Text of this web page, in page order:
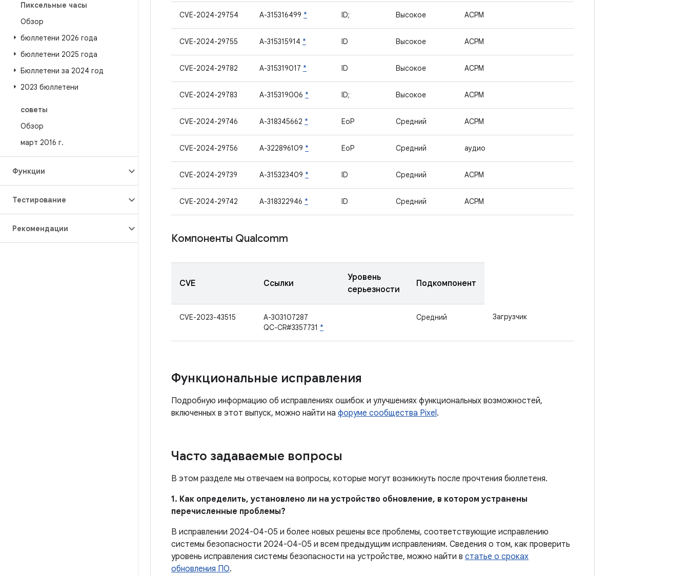
Пиксельные часы
Обзор
бюллетени 2026 года
бюллетени 2025 года
Бюллетени за 2024 год
2023 бюллетени
советы
Обзор
март 2016 г.
Функции
Тестирование
Рекомендации
CVE-2024-29754 A-315316499 * ID; Высокое ACPM
CVE-2024-29755 A-315315914 * ID Высокое ACPM
CVE-2024-29782 A-315319017 * ID Высокое ACPM
CVE-2024-29783 A-315319006 * ID; Высокое ACPM
CVE-2024-29746 A-318345662 * EoP Средний ACPM
CVE-2024-29756 A-322896109 * EoP Средний аудио
CVE-2024-29739 A-315323409 * ID Средний ACPM
CVE-2024-29742 A-318322946 * ID Средний ACPM
Компоненты Qualcomm
CVE Ссылки
Уровень
серьезности
Подкомпонент
CVE-2023-43515
A-303107287
QC-CR#3357731 *
Средний Загрузчик
Функциональные исправления
Подробную информацию об исправлениях ошибок и улучшениях функциональных возможностей,
включенных в этот выпуск, можно найти на форуме сообщества Pixel.
Часто задаваемые вопросы
В этом разделе мы отвечаем на вопросы, которые могут возникнуть после прочтения бюллетеня.
1. Как определить, установлено ли на устройство обновление, в котором устранены
перечисленные проблемы?
В исправлении 2024-04-05 и более новых решены все проблемы, соответствующие исправлению
системы безопасности 2024-04-05 и всем предыдущим исправлениям. Сведения о том, как проверить
уровень исправления системы безопасности на устройстве, можно найти в статье о сроках
обновления ПО.